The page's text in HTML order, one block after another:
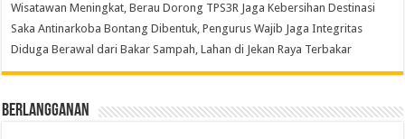
Wisatawan Meningkat, Berau Dorong TPS3R Jaga Kebersihan Destinasi
Saka Antinarkoba Bontang Dibentuk, Pengurus Wajib Jaga Integritas
Diduga Berawal dari Bakar Sampah, Lahan di Jekan Raya Terbakar
Berlangganan